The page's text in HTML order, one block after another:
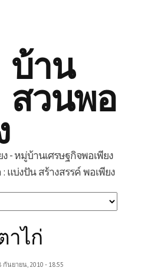
บ้าน
สวนพอ
- หมู่บ้านเศรษฐกิจพอเพียง
แบ่งปัน สร้างสรรค์ พอเพียง
าไก่
กันยายน, 2010 - 18:55